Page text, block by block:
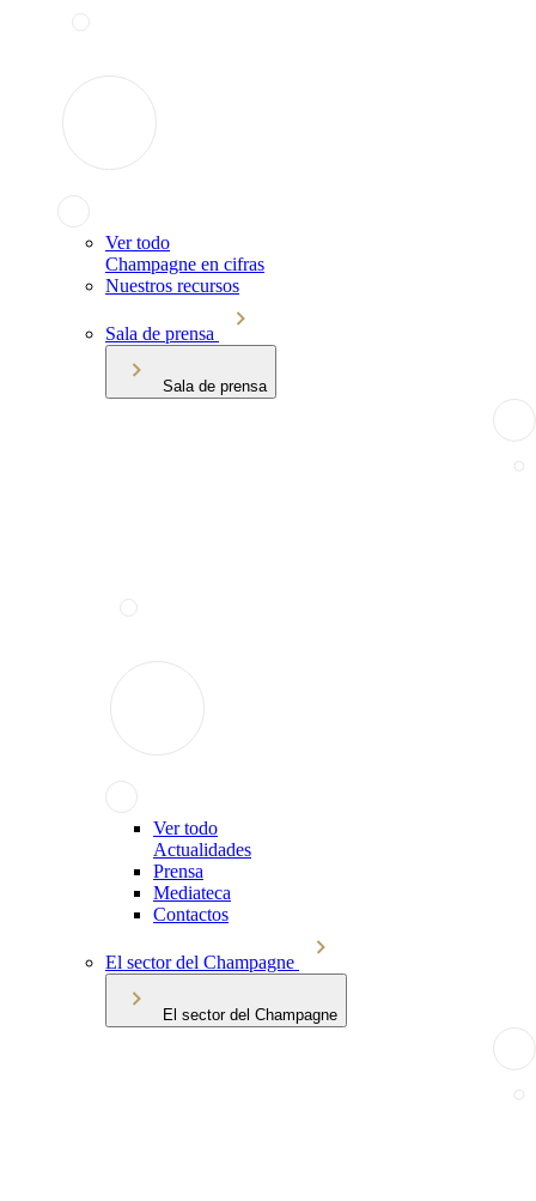
Ver todo
Champagne en cifras
Nuestros recursos
Sala de prensa
Sala de prensa
Ver todo
Actualidades
Prensa
Mediateca
Contactos
El sector del Champagne
El sector del Champagne